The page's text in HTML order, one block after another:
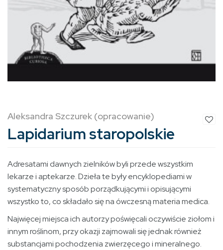
Aleksandra Szczurek (opracowanie)
Lapidarium staropolskie
Adresatami dawnych zielników byli przede wszystkim
lekarze i aptekarze. Dzieła te były encyklopediami w
systematyczny sposób porządkującymi i opisującymi
wszystko to, co składało się na ówczesną materia medica.
Najwięcej miejsca ich autorzy poświęcali oczywiście ziołom i
innym roślinom, przy okazji zajmowali się jednak również
substancjami pochodzenia zwierzęcego i mineralnego.